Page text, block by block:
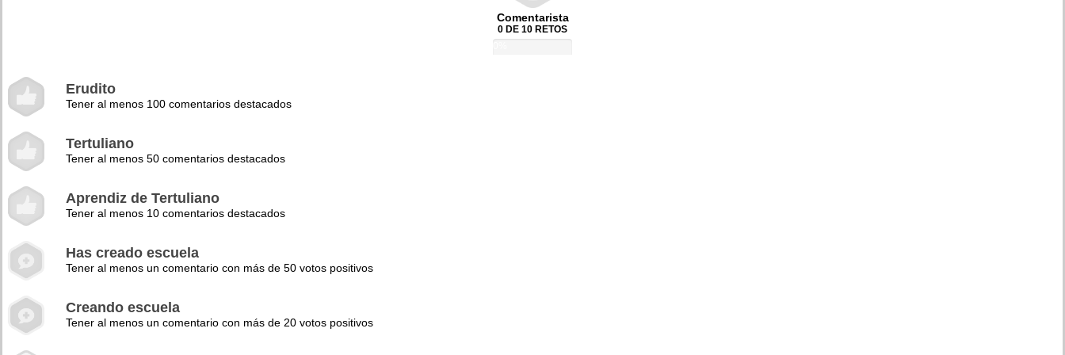
Comentarista
0 DE 10 RETOS
Erudito
Tener al menos 100 comentarios destacados
Tertuliano
Tener al menos 50 comentarios destacados
Aprendiz de Tertuliano
Tener al menos 10 comentarios destacados
Has creado escuela
Tener al menos un comentario con más de 50 votos positivos
Creando escuela
Tener al menos un comentario con más de 20 votos positivos